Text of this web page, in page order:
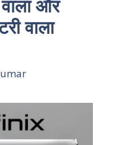
और
वाला